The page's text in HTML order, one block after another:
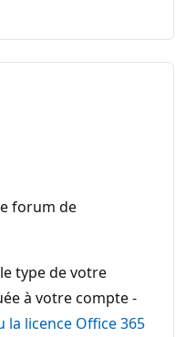
forum de
type de votre
à votre compte -
licence Office 365